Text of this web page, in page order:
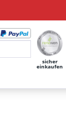
sicher
einkaufen